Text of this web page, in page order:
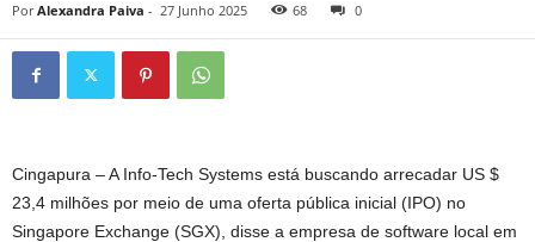
Por Alexandra Paiva - 27 Junho 2025 68 0
Cingapura –A Info-Tech Systems está buscando arrecadar US $
23,4 milhões por meio de uma oferta pública inicial (IPO) no
Singapore Exchange (SGX), disse a empresa de software local em